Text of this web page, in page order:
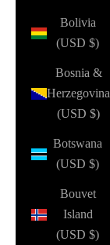
Bolivia
(USD $)
Bosnia &
Herzegovina
(USD $)
Botswana
(USD $)
Bouvet
Island
(USD $)